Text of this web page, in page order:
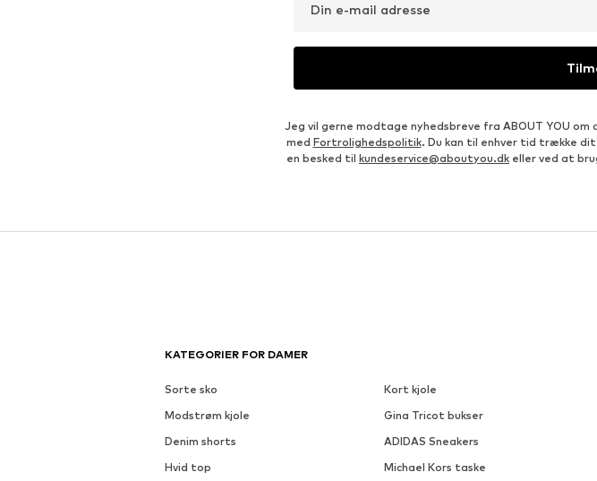
Din e-mail adresse
Jeg vil gerne modtage nyhedsbreve fra ABOUT YOU
med Fortrolighedspolitik. Du kan til enhver tid trække
en besked til kundeservice@aboutyou.dk eller ved at
KATEGORIER FOR DAMER
Sorte sko Kort kjole
Modstrøm kjole
Gina Tricot bukser
Denim shorts
ADIDAS Sneakers
Hvid top
Michael Kors taske